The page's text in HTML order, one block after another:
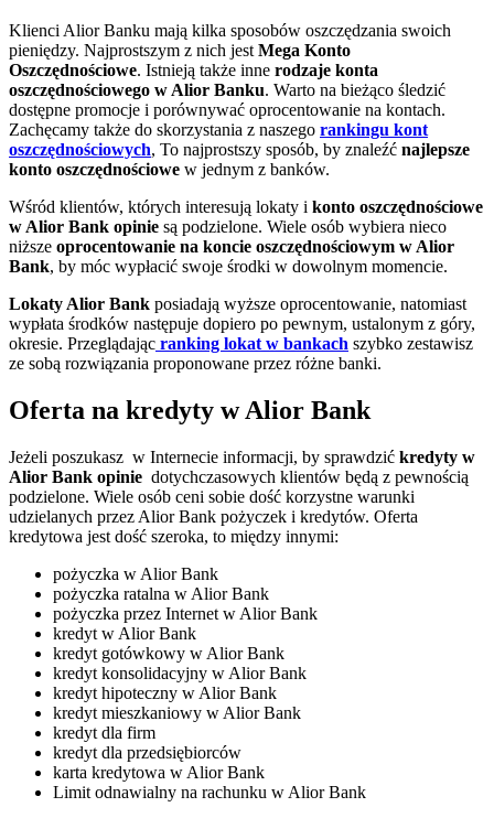
Klienci Alior Banku mają kilka sposobów oszczędzania swoich
pieniędzy. Najprostszym z nich jest Mega Konto
Oszczędnościowe. Istnieją także inne rodzaje konta
oszczędnościowego w Alior Banku. Warto na bieżąco śledzić
dostępne promocje i porównywać oprocentowanie na kontach.
Zachęcamy także do skorzystania z naszego rankingu kont
oszczędnościowych, To najprostszy sposób, by znaleźć najlepsze
konto oszczędnościowe w jednym z banków.
Wśród klientów, których interesują lokaty i konto oszczędnościowe
w Alior Bank opinie są podzielone. Wiele osób wybiera nieco
niższe oprocentowanie na koncie oszczędnościowym w Alior
Bank, by móc wypłacić swoje środki w dowolnym momencie.
Lokaty Alior Bank posiadają wyższe oprocentowanie, natomiast
wypłata środków następuje dopiero po pewnym, ustalonym z góry,
okresie. Przeglądając ranking lokat w bankach szybko zestawisz
ze sobą rozwiązania proponowane przez różne banki.
Oferta na kredyty w Alior Bank
Jeżeli poszukasz w Internecie informacji, by sprawdzić kredyty w
Alior Bank opinie dotychczasowych klientów będą z pewnością
podzielone. Wiele osób ceni sobie dość korzystne warunki
udzielanych przez Alior Bank pożyczek i kredytów. Oferta
kredytowa jest dość szeroka, to między innymi:
pożyczka w Alior Bank
pożyczka ratalna w Alior Bank
pożyczka przez Internet w Alior Bank
kredyt w Alior Bank
kredyt gotówkowy w Alior Bank
kredyt konsolidacyjny w Alior Bank
kredyt hipoteczny w Alior Bank
kredyt mieszkaniowy w Alior Bank
kredyt dla firm
kredyt dla przedsiębiorców
karta kredytowa w Alior Bank
Limit odnawialny na rachunku w Alior Bank